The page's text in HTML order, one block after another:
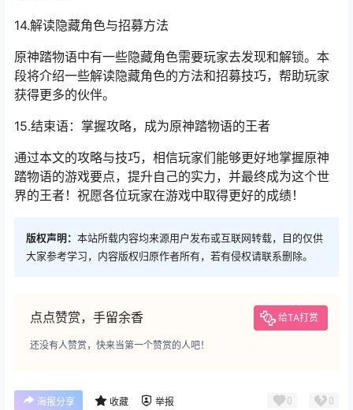
14.解读隐藏角色与招募方法
原神踏物语中有一些隐藏角色需要玩家去发现和解锁。本
段将介绍一些解读隐藏角色的方法和招募技巧，帮助玩家
获得更多的伙伴。
15.结束语：掌握攻略，成为原神踏物语的王者
通过本文的攻略与技巧，相信玩家们能够更好地掌握原神
踏物语的游戏要点，提升自己的实力，并最终成为这个世
界的王者！祝愿各位玩家在游戏中取得更好的成绩！
版权声明： 本站所载内容均来源用户发布或互联网转载，目的仅供
大家参考学习，内容版权归原作者所有，若有侵权请联系删除。
点点赞赏，手留余香 给TA打赏
还没有人赞赏，快来当第一个赞赏的人吧！
海报分享 收藏 举报 0 0